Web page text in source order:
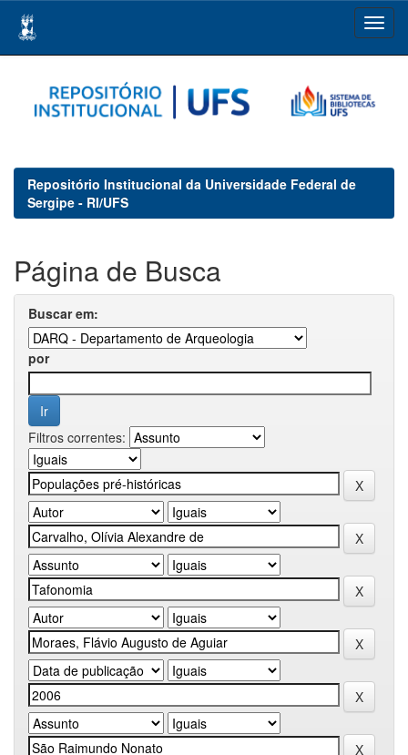
navigation
Repositório Institucional da Universidade Federal de
Sergipe - RI/UFS
Página de Busca
Buscar em:
por
Filtros correntes: